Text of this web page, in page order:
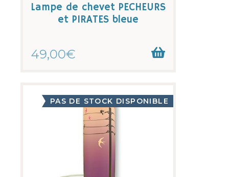
Lampe de chevet PECHEURS
et PIRATES bleue
49,00€
PAS DE STOCK DISPONIBLE